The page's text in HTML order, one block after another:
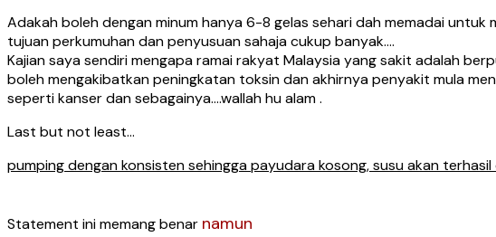
Adakah boleh dengan minum hanya 6-8 gelas sehari dah memadai
tujuan perkumuhan dan penyusuan sahaja cukup banyak….
Kajian saya sendiri mengapa ramai rakyat Malaysia yang sakit adalah
boleh mengakibatkan peningkatan toksin dan akhirnya penyakit mula
seperti kanser dan sebagainya….wallah hu alam .
Last but not least…
pumping dengan konsisten sehingga payudara kosong, susu akan
Statement ini memang benar namun